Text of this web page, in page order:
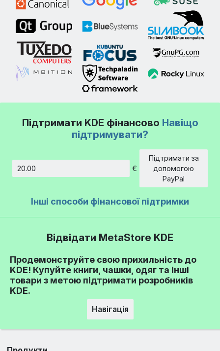
Підтримати KDE фінансово Навіщо
підтримувати?
€
Підтримати за
допомогою
PayPal
Інші способи фінансової підтримки
Відвідати MetaStore KDE
Продемонструйте свою прихильність до
KDE! Купуйте книги, чашки, одяг та інші
товари з метою підтримати розробників
KDE.
Навігація